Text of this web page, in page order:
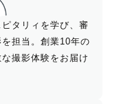
タリィを学び、審
担当。創業10年の
撮影体験をお届け